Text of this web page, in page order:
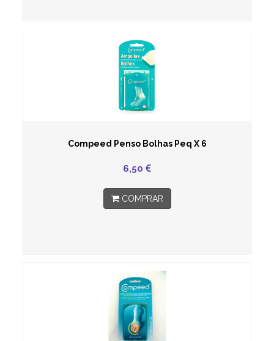
Compeed Penso Bolhas Peq X 6
6,50
COMPRAR